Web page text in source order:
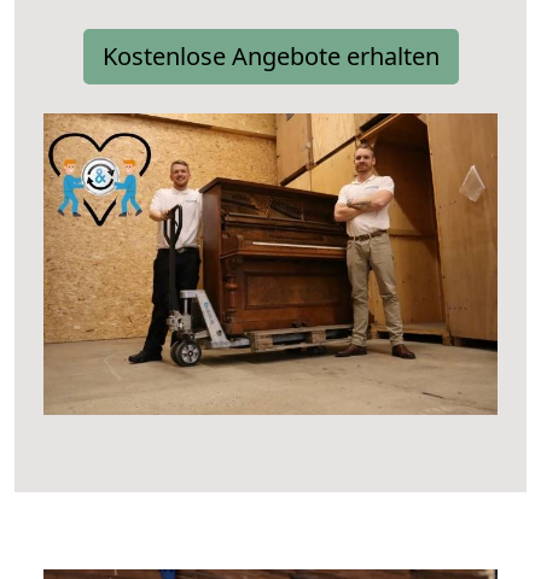
Kostenlose Angebote erhalten